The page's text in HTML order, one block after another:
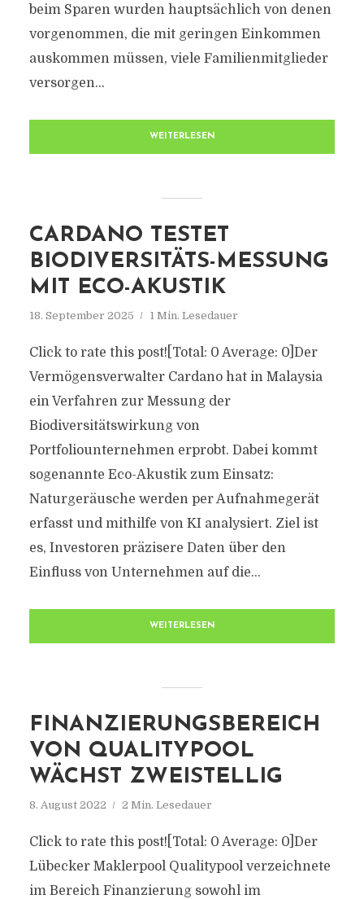
beim Sparen wurden hauptsächlich von denen
vorgenommen, die mit geringen Einkommen
auskommen müssen, viele Familienmitglieder
versorgen...
WEITERLESEN
CARDANO TESTET
BIODIVERSITÄTS-MESSUNG
MIT ECO-AKUSTIK
18. September 2025 1 Min. Lesedauer
Click to rate this post![Total: 0 Average: 0]Der
Vermögensverwalter Cardano hat in Malaysia
ein Verfahren zur Messung der
Biodiversitätswirkung von
Portfoliounternehmen erprobt. Dabei kommt
sogenannte Eco-Akustik zum Einsatz:
Naturgeräusche werden per Aufnahmegerät
erfasst und mithilfe von KI analysiert. Ziel ist
es, Investoren präzisere Daten über den
Einfluss von Unternehmen auf die...
WEITERLESEN
FINANZIERUNGSBEREICH
VON QUALITYPOOL
WÄCHST ZWEISTELLIG
8. August 2022 2 Min. Lesedauer
Click to rate this post![Total: 0 Average: 0]Der
Lübecker Maklerpool Qualitypool verzeichnete
im Bereich Finanzierung sowohl im